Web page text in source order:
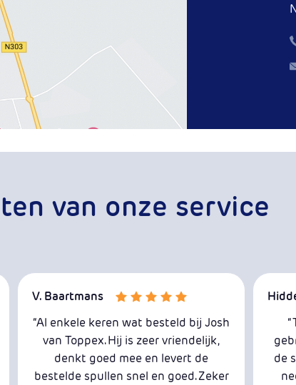
van onze service
V. Baartmans
“Al enkele keren wat besteld bij Josh
van Toppex. Hij is zeer vriendelijk,
denkt goed mee en levert de
bestelde spullen snel en goed. Zeker
de